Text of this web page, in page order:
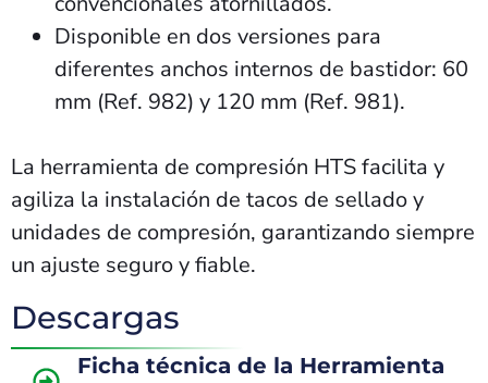
Disponible en dos versiones para
diferentes anchos internos de bastidor: 60
mm (Ref. 982) y 120 mm (Ref. 981).
La herramienta de compresión HTS facilita y
agiliza la instalación de tacos de sellado y
unidades de compresión, garantizando siempre
un ajuste seguro y fiable.
Descargas
Ficha técnica de la Herramienta